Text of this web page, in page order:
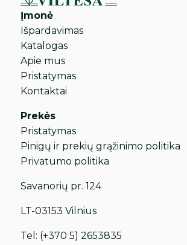
Įmonė
Išpardavimas
Katalogas
Apie mus
Pristatymas
Kontaktai
Prekės
Pristatymas
Pinigų ir prekių grąžinimo politika
Privatumo politika
Savanorių pr. 124
LT-03153 Vilnius
Tel: (+370 5) 2653835